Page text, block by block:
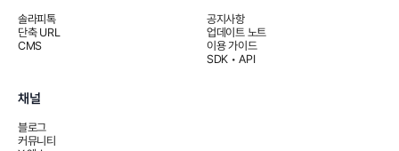
솔라피톡
단축 URL
CMS
공지사항
업데이트 노트
이용 가이드
SDK • API
채널
블로그
커뮤니티